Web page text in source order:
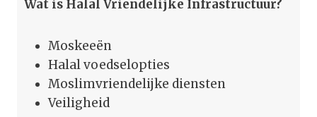
Wat is Halal Vriendelijke Infrastructuur?
Moskeeën
Halal voedselopties
Moslimvriendelijke diensten
Veiligheid